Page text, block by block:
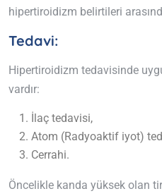
hipertiroidizm belirtileri
Tedavi:
Hipertiroidizm tedavisinde
vardır:
İlaç tedavisi,
Atom (Radyoaktif iyot)
Cerrahi.
Öncelikle kanda yüksek olan